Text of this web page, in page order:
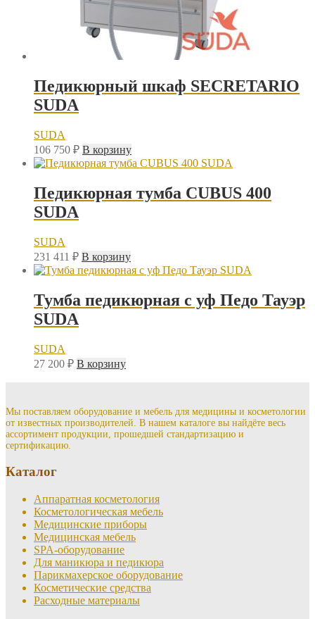
Педикюрный шкаф SECRETARIO
SUDA
SUDA
106 750 ₽ В корзину
Педикюрная тумба CUBUS 400
SUDA
SUDA
231 411 ₽ В корзину
Тумба педикюрная с уф Педо Тауэр
SUDA
SUDA
27 200 ₽ В корзину
Мы поставляем оборудование и мебель для медицины и косметологии
от известных производителей. В нашем каталоге вы найдёте весь
ассортимент продукции, прошедшей стандартизацию и
сертификацию.
Каталог
Аппаратная косметология
Косметологическая мебель
Медицинские приборы
Медицинская мебель
SPA-оборудование
Для маникюра и педикюра
Парикмахерское оборудование
Косметические средства
Расходные материалы